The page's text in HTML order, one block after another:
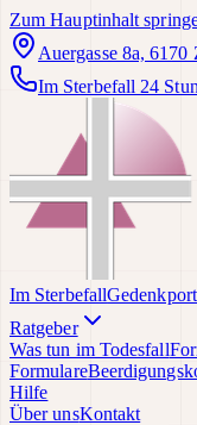
Zum Hauptinhalt
Auergasse 8a, 6170
Im Sterbefall 24
Im Sterbefall
Ratgeber
Was tun im Todesfall
Formulare
Hilfe
Über unsKontakt